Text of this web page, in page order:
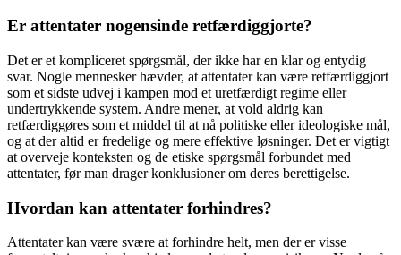
Er attentater nogensinde retfærdiggjorte?
Det er et kompliceret spørgsmål, der ikke har en klar og entydig
svar. Nogle mennesker hævder, at attentater kan være retfærdiggjort
som et sidste udvej i kampen mod et uretfærdigt regime eller
undertrykkende system. Andre mener, at vold aldrig kan
retfærdiggøres som et middel til at nå politiske eller ideologiske mål,
og at der altid er fredelige og mere effektive løsninger. Det er vigtigt
at overveje konteksten og de etiske spørgsmål forbundet med
attentater, før man drager konklusioner om deres berettigelse.
Hvordan kan attentater forhindres?
Attentater kan være svære at forhindre helt, men der er visse